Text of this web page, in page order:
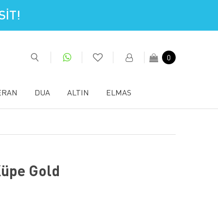
0
DUA ALTIN ELMAS
Gold